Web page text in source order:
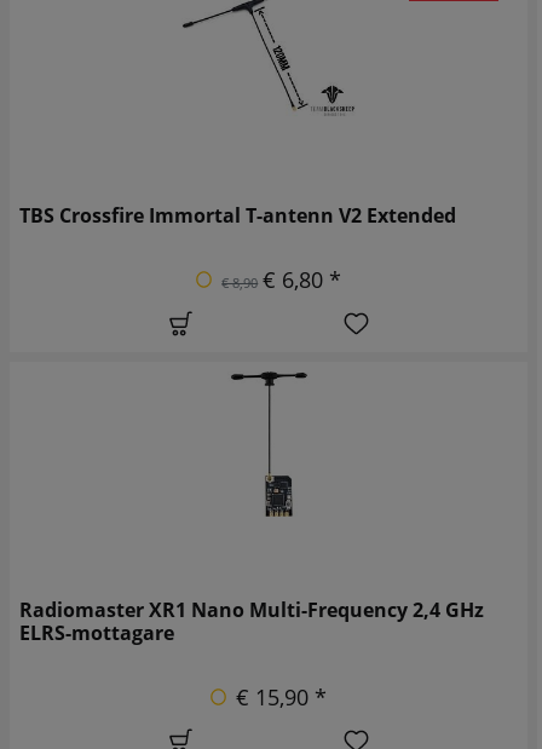
TBS Crossfire Immortal T-antenn V2 Extended
€ 8,90 € 6,80 *
Radiomaster XR1 Nano Multi-Frequency 2,4 GHz
ELRS-mottagare
€ 15,90 *